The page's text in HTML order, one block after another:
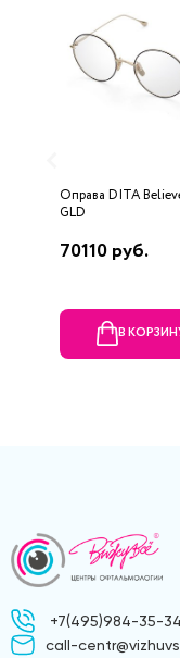
Оправа DITA
GLD
70110 руб.
В
+7(495)984-35-34
call-